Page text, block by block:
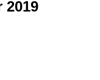
2019